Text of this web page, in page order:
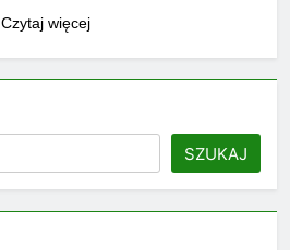
Czytaj więcej
SZUKAJ